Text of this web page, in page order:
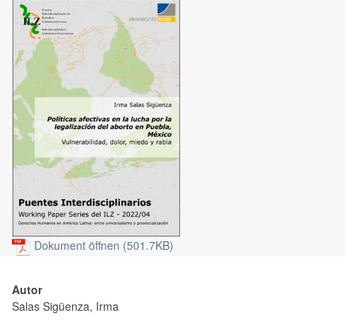
Dokument öffnen (501.7KB)
Autor
Salas Sigüenza, Irma